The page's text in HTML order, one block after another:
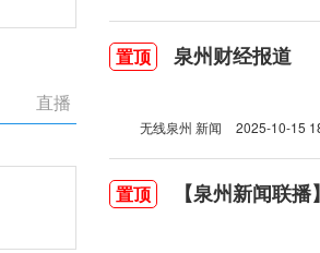
直播
置顶 泉州财经报道
无线泉州 新闻 2025-10-15
置顶 【泉州新闻联